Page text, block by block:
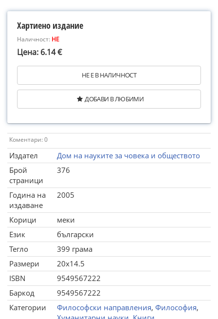
Хартиено издание
Наличност: НЕ
Цена: 6.14 €
НЕ Е В НАЛИЧНОСТ
ДОБАВИ В ЛЮБИМИ
Коментари: 0
Издател
Дом на науките за човека и обществото
Брой
страници
376
Година на
издаване
2005
Корици
меки
Език
български
Тегло
399 грама
Размери
20x14.5
ISBN
9549567222
Баркод
9549567222
Категории
Философски направления, Философия,